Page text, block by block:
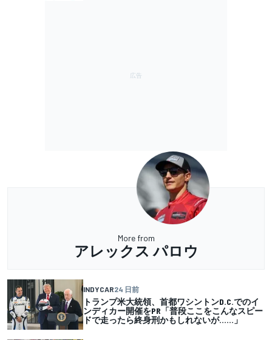
More from
アレックス パロウ
INDYCAR24 日前
トランプ米大統領、首都ワシントンD.C.でのイ
ンディカー開催をPR「普段ここをこんなスピー
ドで走ったら終身刑かもしれないが……」